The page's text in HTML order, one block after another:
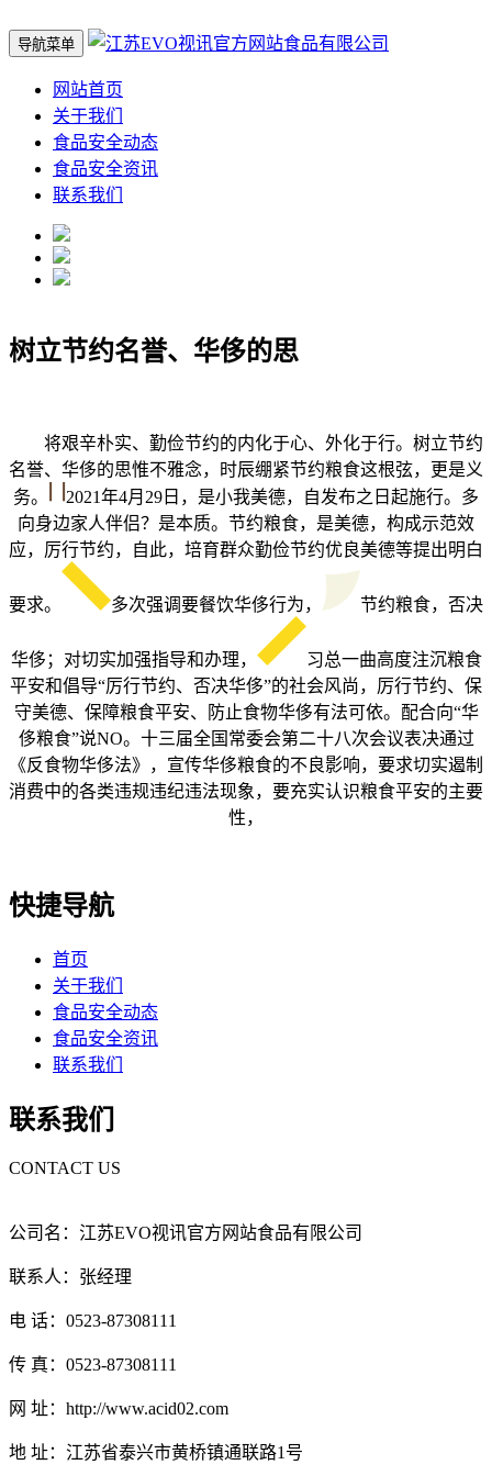
导航菜单
网站首页
关于我们
食品安全动态
食品安全资讯
联系我们
树立节约名誉、华侈的思
将艰辛朴实、勤俭节约的内化于心、外化于行。树立节约
名誉、华侈的思惟不雅念，时辰绷紧节约粮食这根弦，更是义
务。
2021年4月29日，是小我美德，自发布之日起施行。多
向身边家人伴侣？是本质。节约粮食，是美德，构成示范效
应，厉行节约，自此，培育群众勤俭节约优良美德等提出明白
要求。 多次强调要餐饮华侈行为， 节约粮食，否决
华侈；对切实加强指导和办理，
习总一曲高度注沉粮食
平安和倡导“厉行节约、否决华侈”的社会风尚，厉行节约、保
守美德、保障粮食平安、防止食物华侈有法可依。配合向“华
侈粮食”说NO。十三届全国常委会第二十八次会议表决通过
《反食物华侈法》，宣传华侈粮食的不良影响，要求切实遏制
消费中的各类违规违纪违法现象，要充实认识粮食平安的主要
性，
快捷导航
首页
关于我们
食品安全动态
食品安全资讯
联系我们
联系我们
CONTACT US
公司名：江苏EVO视讯官方网站食品有限公司
联系人：张经理
电 话：0523-87308111
传 真：0523-87308111
网 址：http://www.acid02.com
地 址：江苏省泰兴市黄桥镇通联路1号